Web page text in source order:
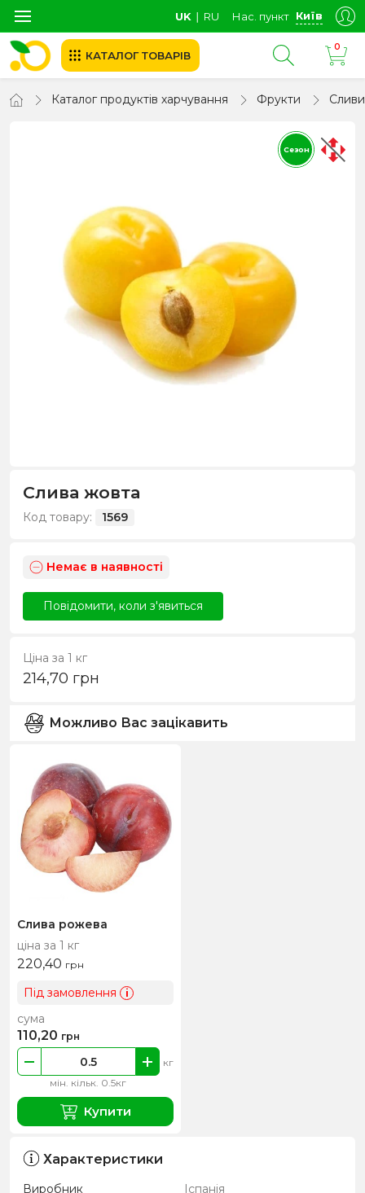
UK ∣ RU Нас. пункт Київ
КАТАЛОГ ТОВАРІВ
0
Каталог продуктів харчування Фрукти Сливи
Сезон
Слива жовта
Код товару: 1569
Немає в наявності
Повідомити, коли з'явиться
Ціна за 1 кг
214,70 грн
Можливо Вас зацікавить
Слива рожева
ціна за 1 кг
220,40 грн
Під замовлення i
мін. кільк. 0.5кг
кг
сума
110,20 грн
Купити
Характеристики
Виробник
Іспанія